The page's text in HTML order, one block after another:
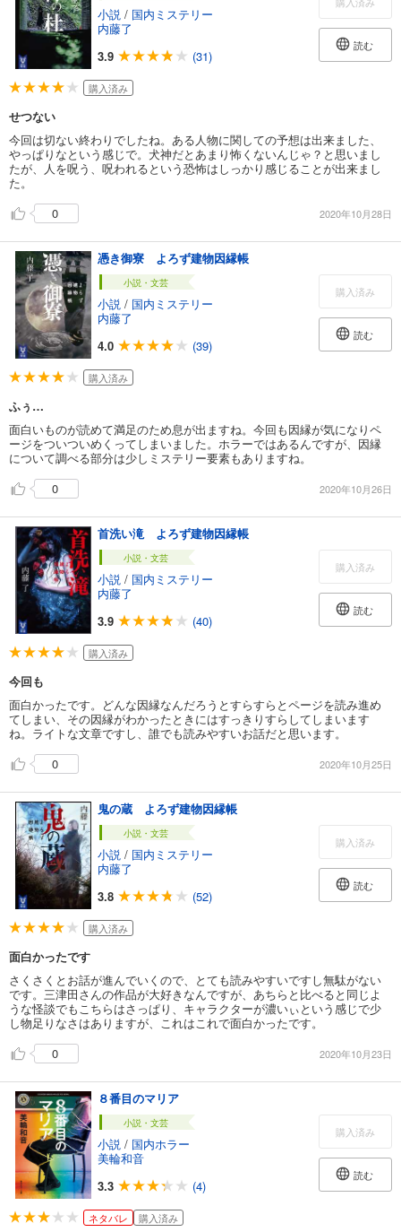
小説 / 国内ミステリー
内藤了
3.9
(31)
読む
購入済み
せつない
今回は切ない終わりでしたね。ある人物に関しての予想は出来ました、
やっぱりなという感じで。犬神だとあまり怖くないんじゃ？と思いまし
たが、人を呪う、呪われるという恐怖はしっかり感じることが出来まし
た。
0
2020年10月28日
憑き御寮 よろず建物因縁帳
小説・文芸
小説 / 国内ミステリー
内藤了
4.0
(39)
購入済み
読む
購入済み
ふぅ…
面白いものが読めて満足のため息が出ますね。今回も因縁が気になりペ
ージをついついめくってしまいました。ホラーではあるんですが、因縁
について調べる部分は少しミステリー要素もありますね。
0
2020年10月26日
首洗い滝 よろず建物因縁帳
小説・文芸
小説 / 国内ミステリー
内藤了
3.9
(40)
購入済み
読む
購入済み
今回も
面白かったです。どんな因縁なんだろうとすらすらとページを読み進め
てしまい、その因縁がわかったときにはすっきりすらしてしまいます
ね。ライトな文章ですし、誰でも読みやすいお話だと思います。
0
2020年10月25日
鬼の蔵 よろず建物因縁帳
小説・文芸
小説 / 国内ミステリー
内藤了
3.8
(52)
購入済み
読む
購入済み
面白かったです
さくさくとお話が進んでいくので、とても読みやすいですし無駄がない
です。三津田さんの作品が大好きなんですが、あちらと比べると同じよ
うな怪談でもこちらはさっぱり、キャラクターが濃いぃという感じで少
し物足りなさはありますが、これはこれで面白かったです。
0
2020年10月23日
８番目のマリア
小説・文芸
小説 / 国内ホラー
美輪和音
3.3
(4)
購入済み
読む
ネタバレ 購入済み